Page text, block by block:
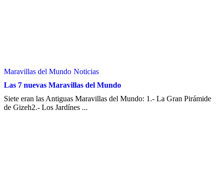
Maravillas del Mundo Noticias
Las 7 nuevas Maravillas del Mundo
Siete eran las Antiguas Maravillas del Mundo: 1.- La Gran Pirámide
de Gizeh2.- Los Jardínes ...